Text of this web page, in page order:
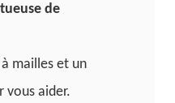
de
mailles et un
vous aider.